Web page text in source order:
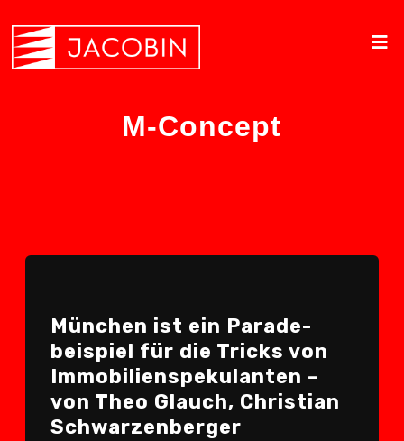
M-Concept
München ist ein Parade­
beispiel für die Tricks von
Immobilien­spekulanten –
von Theo Glauch, Christian
Schwarzenberger